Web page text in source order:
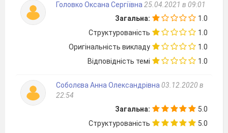
Тема уроку: Розв’язування
нерівностей методом інтервалів
Головко Оксана Сергіївна 25.04.2021 в 09:01
Загальна:
1.0
Структурованість
1.0
Оригінальність викладу
1.0
Відповідність темі
1.0
Соболєва Анна Олександрівна 03.12.2020 в
22:54
Загальна:
5.0
Структурованість
5.0